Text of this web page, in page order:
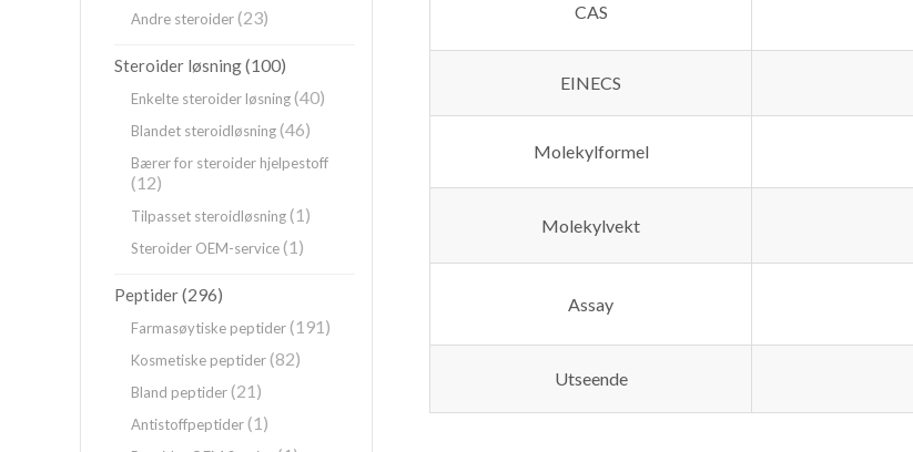
CAS
EINECS
Molekylformel
Molekylvekt
Assay
Utseende
Andre steroider(23)
Steroider løsning(100)
Enkelte steroider løsning(40)
Blandet steroidløsning(46)
Bærer for steroider hjelpestoff
(12)
Tilpasset steroidløsning(1)
Steroider OEM-service(1)
Peptider(296)
Farmasøytiske peptider(191)
Kosmetiske peptider(82)
Bland peptider(21)
Antistoffpeptider(1)